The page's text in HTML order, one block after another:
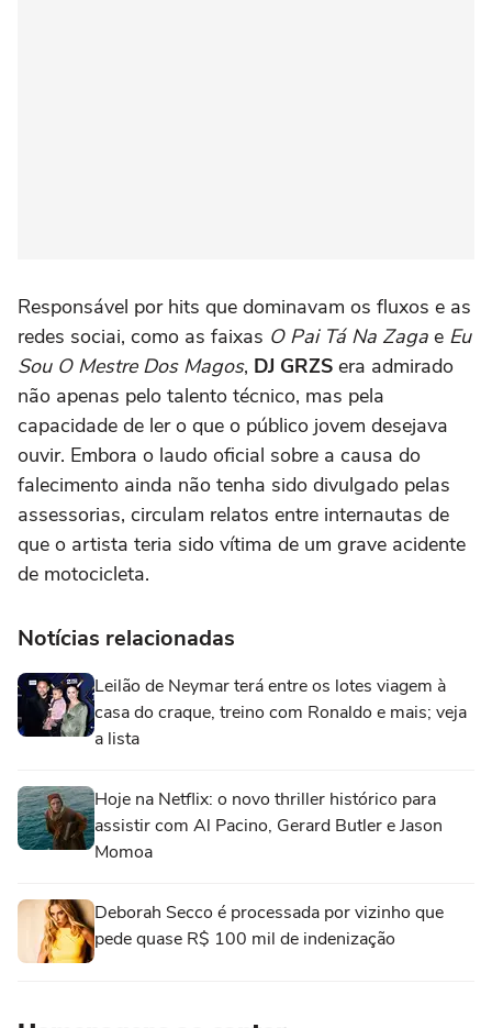
Responsável por hits que dominavam os fluxos e as
redes sociai, como as faixas O Pai Tá Na Zaga e Eu
Sou O Mestre Dos Magos, DJ GRZS era admirado
não apenas pelo talento técnico, mas pela
capacidade de ler o que o público jovem desejava
ouvir. Embora o laudo oficial sobre a causa do
falecimento ainda não tenha sido divulgado pelas
assessorias, circulam relatos entre internautas de
que o artista teria sido vítima de um grave acidente
de motocicleta.
Notícias relacionadas
Leilão de Neymar terá entre os lotes viagem à
casa do craque, treino com Ronaldo e mais; veja
a lista
Hoje na Netflix: o novo thriller histórico para
assistir com Al Pacino, Gerard Butler e Jason
Momoa
Deborah Secco é processada por vizinho que
pede quase R$ 100 mil de indenização